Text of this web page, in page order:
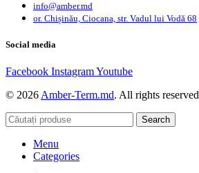
info@amber.md
or. Chișinău, Ciocana, str. Vadul lui Vodă 68
Social media
Facebook InstagramYoutube
© 2026 Amber-Term.md. All rights reserved
Search
Menu
Categories